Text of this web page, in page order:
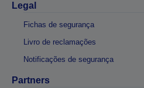
Legal
Fichas de segurança
Livro de reclamações
Notificações de segurança
Partners